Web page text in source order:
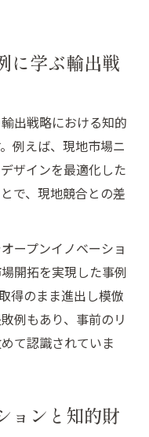
の輸出と知財戦
ョン三要素解説
味と現場活用法
の実践的アプロー
ーション三要素の
イノベーション
す企業の変化を分
ションの極意
争力を強化する方
に学ぶ輸出戦
出戦略における知的
例えば、現地市場ニ
ザインを最適化した
で、現地競合との差
ープンイノベーショ
開拓を実現した事例
得のまま進出し模倣
例もあり、事前のリ
て認識されていま
ョンと知的財